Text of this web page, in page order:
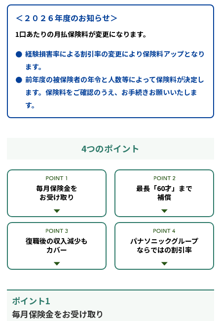
＜２０２６年度のお知らせ＞
1口あたりの月払保険料が変更になります。
経験損害率による割引率の変更により保険料アップとなり
ます。
前年度の被保険者の年令と人数等によって保険料が決定し
ます。保険料をご確認のうえ、お手続きお願いいたしま
す。
4つのポイント
毎月保険金を
お受け取り
最長「60才」まで
補償
復職後の収入減少も
カバー
パナソニックグループ
ならではの割引率
ポイント1
毎月保険金をお受け取り